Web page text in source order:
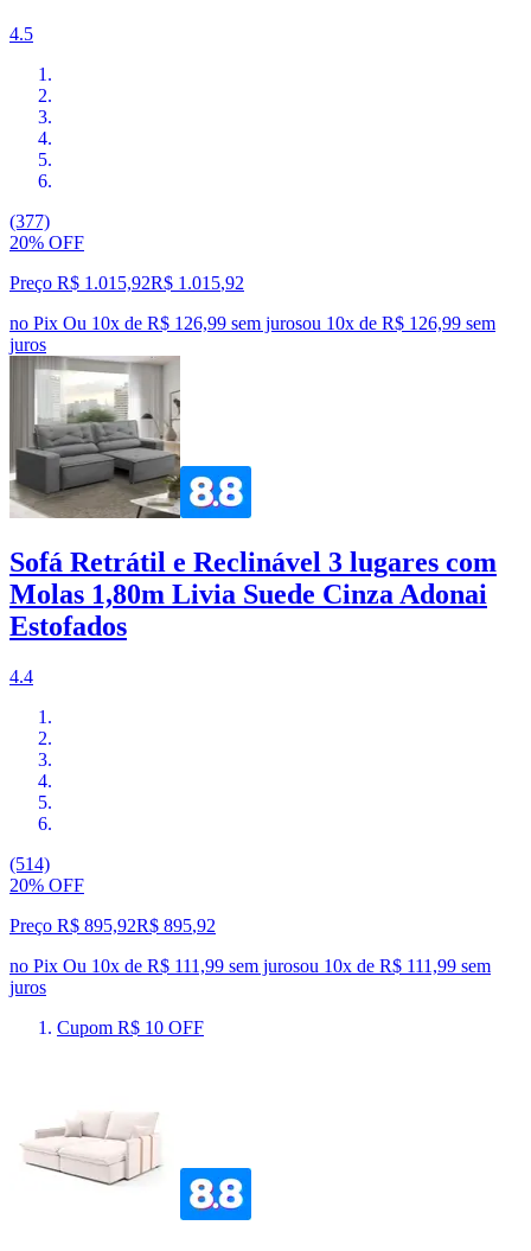
4.5
(377)
20% OFF
Preço R$ 1.015,92R$ 1.015,92
no Pix Ou 10x de R$ 126,99 sem jurosou 10x de R$ 126,99 sem
juros
Sofá Retrátil e Reclinável 3 lugares com
Molas 1,80m Livia Suede Cinza Adonai
Estofados
4.4
(514)
20% OFF
Preço R$ 895,92R$ 895,92
no Pix Ou 10x de R$ 111,99 sem jurosou 10x de R$ 111,99 sem
juros
Cupom R$ 10 OFF